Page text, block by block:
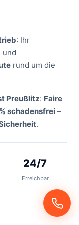
: Ihr
und
rund um die
Preußlitz: Faire
schadensfrei –
.
24/7
Erreichbar